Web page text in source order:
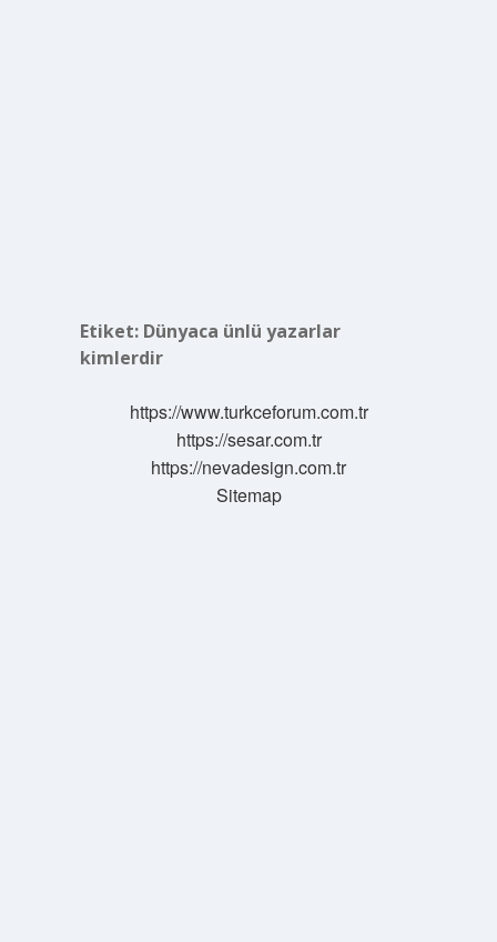
Etiket: Dünyaca ünlü yazarlar
kimlerdir
https://www.turkceforum.com.tr
https://sesar.com.tr
https://nevadesign.com.tr
Sitemap